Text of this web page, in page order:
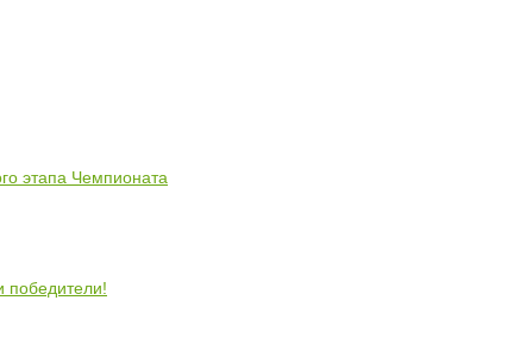
этапа Чемпионата
победители!